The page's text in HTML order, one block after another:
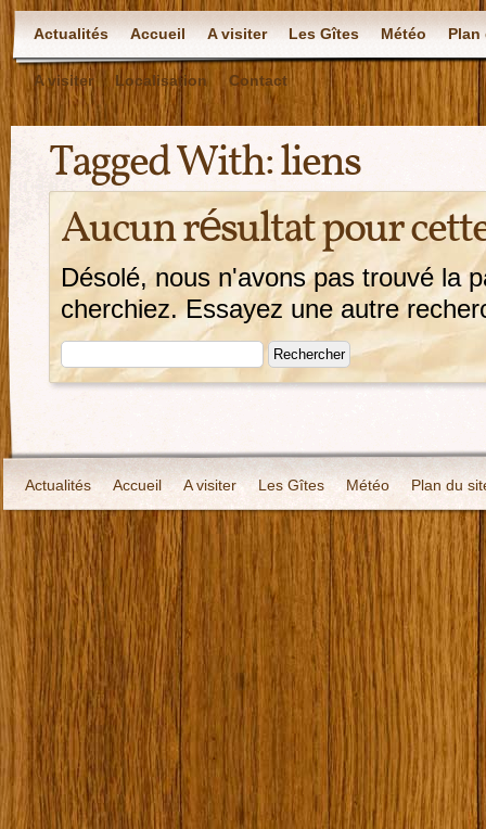
Actualités Accueil A visiter Les Gîtes Météo Plan
A visiter Localisation Contact
Tagged With:liens
Aucun résultat pour
Désolé, nous n'avons pas trouvé la
cherchiez. Essayez une autre
Actualités Accueil A visiter Les Gîtes Météo Plan du
Localisation Contact